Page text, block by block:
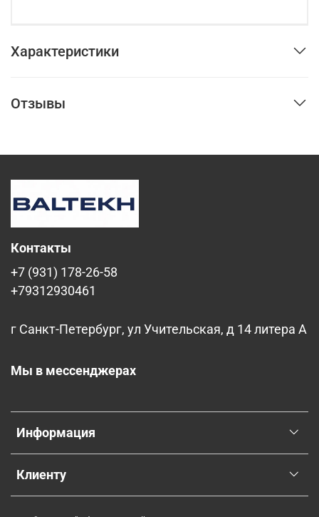
Характеристики
Отзывы
Информация
Клиенту
Контакты
+7 (931) 178-26-58
+79312930461
г Санкт-Петербург, ул Учительская, д 14 литера А
Мы в мессенджерах